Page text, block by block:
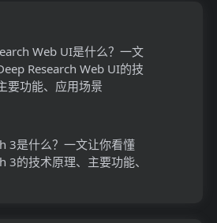
Web UI是什么？一文
Research Web UI的技
要功能、应用场景
3是什么？一文让你看懂
3的技术原理、主要功能、